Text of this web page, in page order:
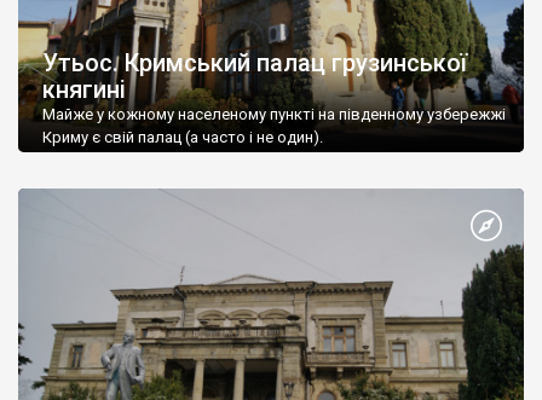
Утьос. Кримський палац грузинської
княгині
Майже у кожному населеному пункті на південному узбережжі
Криму є свій палац (а часто і не один).